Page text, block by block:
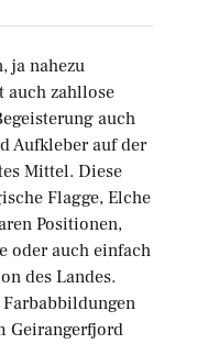
ja nahezu
auch zahllose
auch
Aufkleber auf der
Mittel. Diese
Flagge, Elche
Positionen,
oder auch einfach
des Landes.
Geirangerfjord